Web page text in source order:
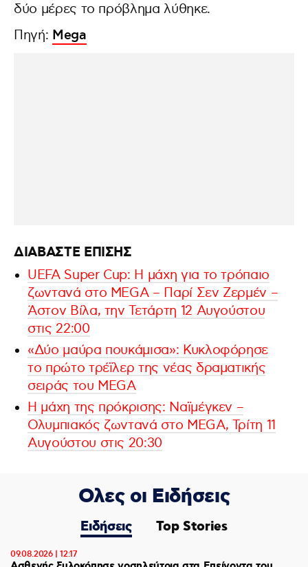
δύο μέρες το πρόβλημα λύθηκε.
Πηγή: Μega
ΔΙΑΒΑΣΤΕ ΕΠΙΣΗΣ
UEFA Super Cup: Η μάχη για το τρόπαιο
ζωντανά στο MEGA – Παρί Σεν Ζερμέν –
Άστον Βίλα, την Τετάρτη 12 Αυγούστου
στις 22:00
«Δύο μαύρα πουκάμισα»: Κυκλοφόρησε
το πρώτο τρέϊλερ της νέας δραματικής
σειράς του MEGA
Η μάχη της πρόκρισης: Ναϊμέγκεν –
Ολυμπιακός ζωντανά στο MEGA, Τρίτη 11
Αυγούστου στις 20:30
Ολες οι Ειδήσεις
Ειδήσεις Top Stories
09.08.2026 | 12:17